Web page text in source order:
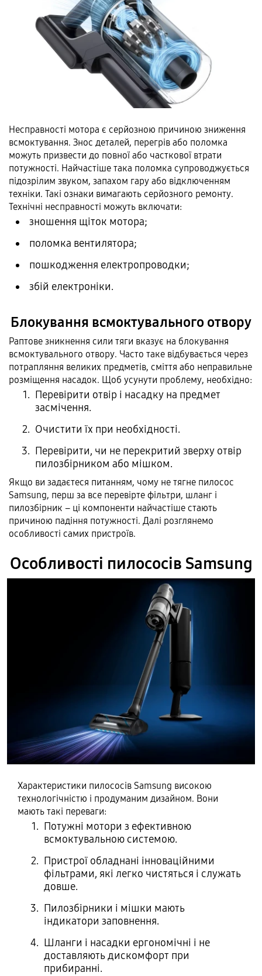
Несправності мотора є серйозною причиною зниження
всмоктування. Знос деталей, перегрів або поломка
можуть призвести до повної або часткової втрати
потужності. Найчастіше така поломка супроводжується
підозрілим звуком, запахом гару або відключенням
техніки. Такі ознаки вимагають серйозного ремонту.
Технічні несправності можуть включати:
зношення щіток мотора;
поломка вентилятора;
пошкодження електропроводки;
збій електроніки.
Блокування всмоктувального отвору
Раптове зникнення сили тяги вказує на блокування
всмоктувального отвору. Часто таке відбувається через
потрапляння великих предметів, сміття або неправильне
розміщення насадок. Щоб усунути проблему, необхідно:
Перевірити отвір і насадку на предмет
засмічення.
Очистити їх при необхідності.
Перевірити, чи не перекритий зверху отвір
пилозбірником або мішком.
Якщо ви задаєтеся питанням, чому не тягне пилосос
Samsung, перш за все перевірте фільтри, шланг і
пилозбірник – ці компоненти найчастіше стають
причиною падіння потужності. Далі розглянемо
особливості самих пристроїв.
Особливості пилососів Samsung
Характеристики пилососів Samsung високою
технологічністю і продуманим дизайном. Вони
мають такі переваги:
Потужні мотори з ефективною
всмоктувальною системою.
Пристрої обладнані інноваційними
фільтрами, які легко чистяться і служать
довше.
Пилозбірники і мішки мають
індикатори заповнення.
Шланги і насадки ергономічні і не
доставляють дискомфорт при
прибиранні.